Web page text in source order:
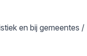
en bij gemeentes /